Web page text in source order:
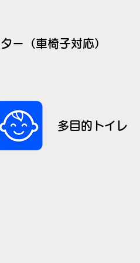
ー（車椅子対応）
多目的トイレ